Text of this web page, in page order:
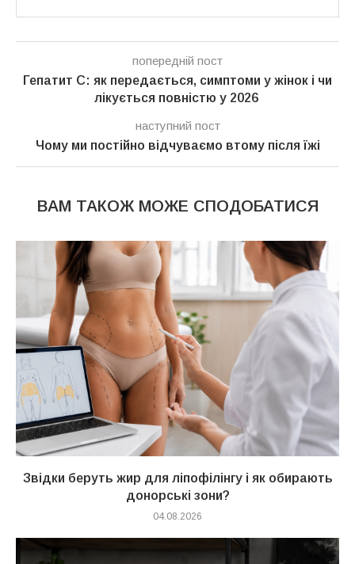
попередній пост
Гепатит C: як передається, симптоми у жінок і чи
лікується повністю у 2026
наступний пост
Чому ми постійно відчуваємо втому після їжі
ВАМ ТАКОЖ МОЖЕ СПОДОБАТИСЯ
Звідки беруть жир для ліпофілінгу і як обирають
донорські зони?
04.08.2026